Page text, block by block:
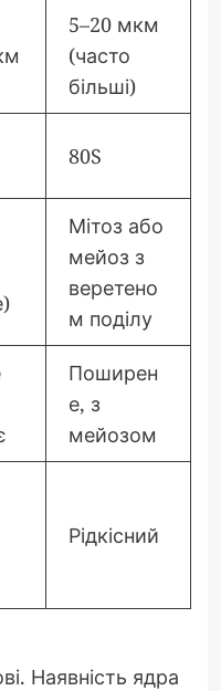
5–20 мкм
(часто
більші)
80S
Мітоз або
мейоз з
веретено
м поділу
Поширен
е, з
мейозом
Рідкісний
Наявність ядра